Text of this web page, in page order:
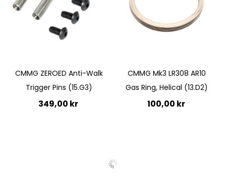
Quickview Quickview
CMMG ZEROED Anti-Walk
Trigger Pins (15.G3)
349,00 kr
CMMG Mk3 LR308 AR10
Gas Ring, Helical (13.D2)
100,00 kr